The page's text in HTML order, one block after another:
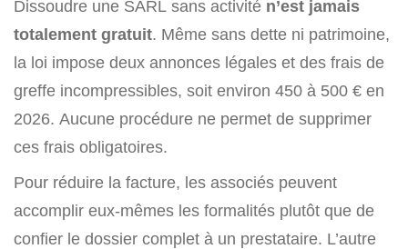
Dissoudre une SARL sans activité n’est jamais
totalement gratuit. Même sans dette ni patrimoine,
la loi impose deux annonces légales et des frais de
greffe incompressibles, soit environ 450 à 500 € en
2026. Aucune procédure ne permet de supprimer
ces frais obligatoires.
Pour réduire la facture, les associés peuvent
accomplir eux-mêmes les formalités plutôt que de
confier le dossier complet à un prestataire. L’autre